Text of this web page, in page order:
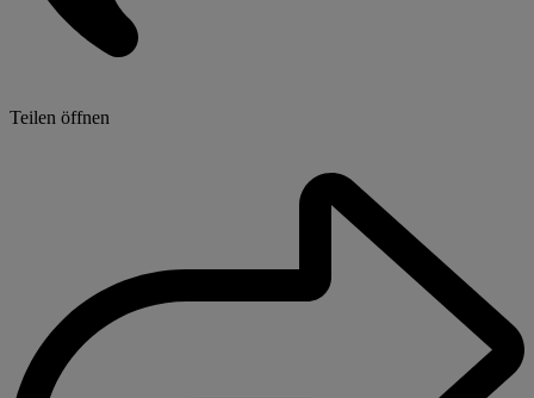
Teilen öffnen